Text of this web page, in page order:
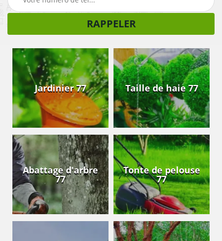
Jardinier 77 Taille de haie 77
Abattage d'arbre
77
Tonte de pelouse
77